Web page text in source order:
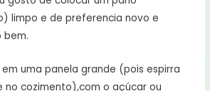
limpo e de preferencia novo e
bem.
uma panela grande (pois espirra
no cozimento),com o açúcar ou